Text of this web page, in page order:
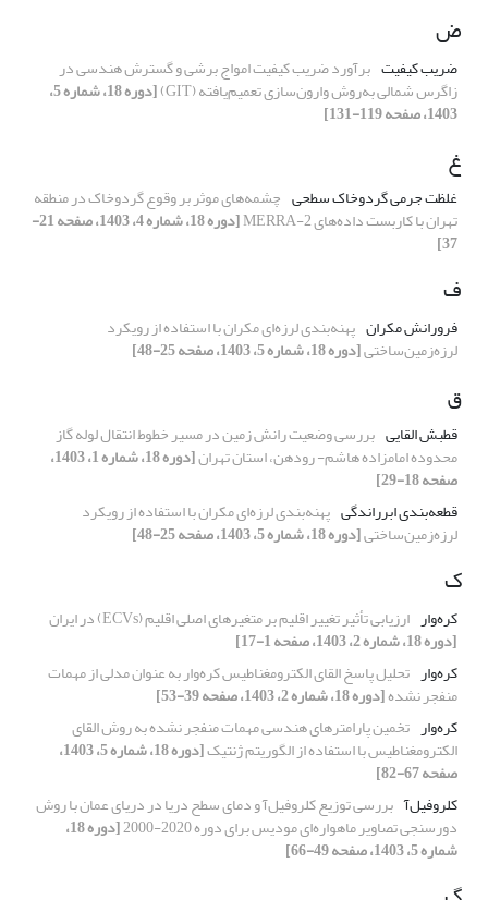
ض
ضریب کیفیت برآورد ضریب کیفیت امواج برشی و گسترش هندسی در
زاگرس شمالی به‌روش وارون‌سازی تعمیم‌یافته (GIT) [دوره 18، شماره 5،
1403، صفحه 119-131]
غ
غلظت جرمی گردوخاک سطحی چشمه‌های موثر بر وقوع گردوخاک در منطقه
تهران با کاربست داده‌های MERRA-2 [دوره 18، شماره 4، 1403، صفحه 21-
37]
ف
فرورانش مکران پهنه‌بندی لرزه‌ای مکران با استفاده از رویکرد
لرزه‌زمین‌ساختی[دوره 18، شماره 5، 1403، صفحه 25-48]
ق
قطبش القایی بررسی وضعیت رانش زمین در مسیر خطوط انتقال لوله گاز
محدوده امامزاده هاشم- رودهن، استان تهران [دوره 18، شماره 1، 1403،
صفحه 18-29]
قطعه‌بندی ابرراندگی پهنه‌بندی لرزه‌ای مکران با استفاده از رویکرد
لرزه‌زمین‌ساختی[دوره 18، شماره 5، 1403، صفحه 25-48]
ک
کره‌وار ارزیابی تأثیر تغییر اقلیم بر متغیرهای اصلی اقلیم (ECVs) در ایران
[دوره 18، شماره 2، 1403، صفحه 1-17]
کره‌وار تحلیل پاسخ القای الکترومغناطیس کره‌وار به عنوان مدلی از مهمات
منفجر نشده[دوره 18، شماره 2، 1403، صفحه 39-53]
کره‌وار تخمین پارامترهای هندسی مهمات منفجر نشده به روش القای
الکترومغناطیس با استفاده از الگوریتم ژنتیک [دوره 18، شماره 5، 1403،
صفحه 67-82]
کلروفیل‌آ بررسی توزیع کلروفیل‌آ و دمای سطح دریا در دریای عمان با روش
دورسنجی تصاویر ماهواره‌ای مودیس برای دوره 2020-2000 [دوره 18،
شماره 5، 1403، صفحه 49-66]